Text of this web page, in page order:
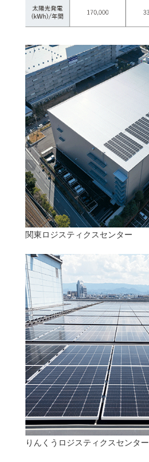
関東ロジスティクスセンター
りんくうロジスティクスセンター